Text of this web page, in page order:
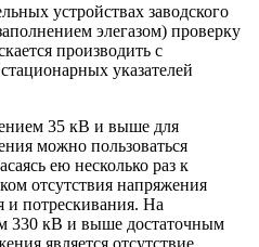
устройствах заводского
элегазом) проверку
производить с
указателей
35 кВ и выше для
можно пользоваться
ею несколько раз к
отсутствия напряжения
и потрескивания. На
330 кВ и выше достаточным
является отсутствие